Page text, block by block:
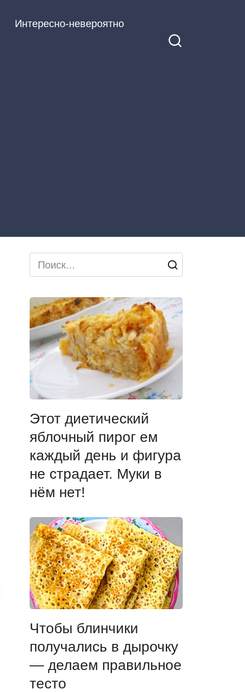
Интересно-невероятно
Search
for:
Этот диетический
яблочный пирог ем
каждый день и фигура
не страдает. Муки в
нём нет!
Чтобы блинчики
получались в дырочку
— делаем правильное
тесто